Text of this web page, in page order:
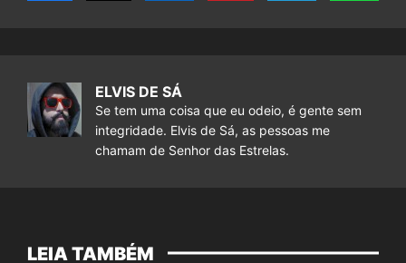
ELVIS DE SÁ
Se tem uma coisa que eu odeio, é gente sem
integridade. Elvis de Sá, as pessoas me
chamam de Senhor das Estrelas.
LEIA TAMBÉM